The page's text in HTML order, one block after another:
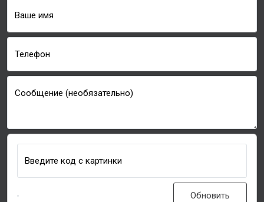
Ваше имя
Телефон
Сообщение (необязательно)
Введите код с картинки
Обновить